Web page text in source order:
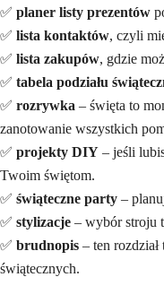
✅ planer listy prezentów
✅ lista kontaktów, czyli
✅ lista zakupów, gdzie
✅ tabela podziału
✅ rozrywka – święta to
zanotowanie wszystkich
✅ projekty DIY – jeśli
Twoim świętom.
✅ świąteczne party –
✅ stylizacje – wybór stroju
✅ brudnopis – ten
świątecznych.